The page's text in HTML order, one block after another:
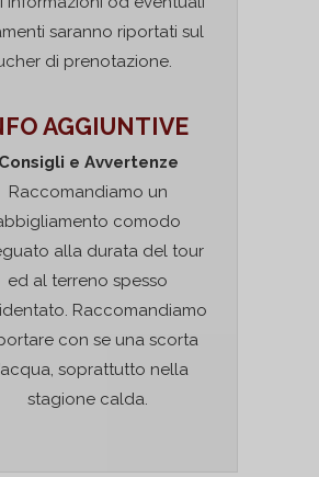
saranno riportati sul
di prenotazione.
AGGIUNTIVE
Consigli e Avvertenze
Raccomandiamo un
comodo
alla durata del tour
ed al terreno spesso
Raccomandiamo
con se una scorta
soprattutto nella
stagione calda.